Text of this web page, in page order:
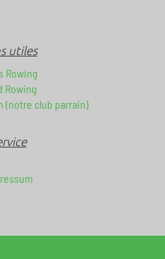
utiles
Rowing
Rowing
(notre club parrain)